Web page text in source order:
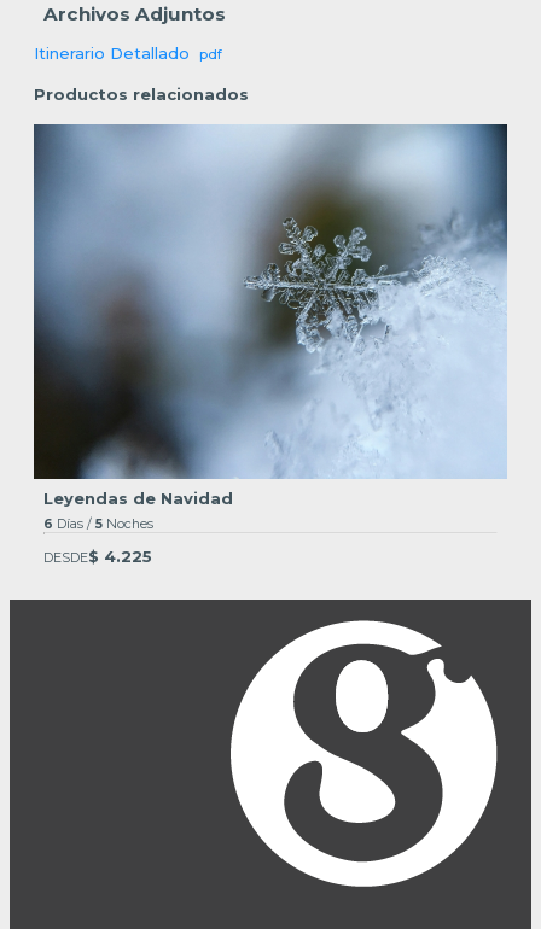
Archivos Adjuntos
Itinerario Detallado pdf
Productos relacionados
Leyendas de Navidad
6 Días / 5 Noches
DESDE$ 4.225